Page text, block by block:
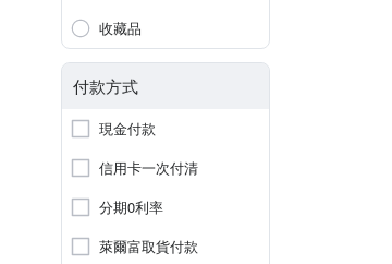
收藏品
付款方式
現金付款
信用卡一次付清
分期0利率
萊爾富取貨付款